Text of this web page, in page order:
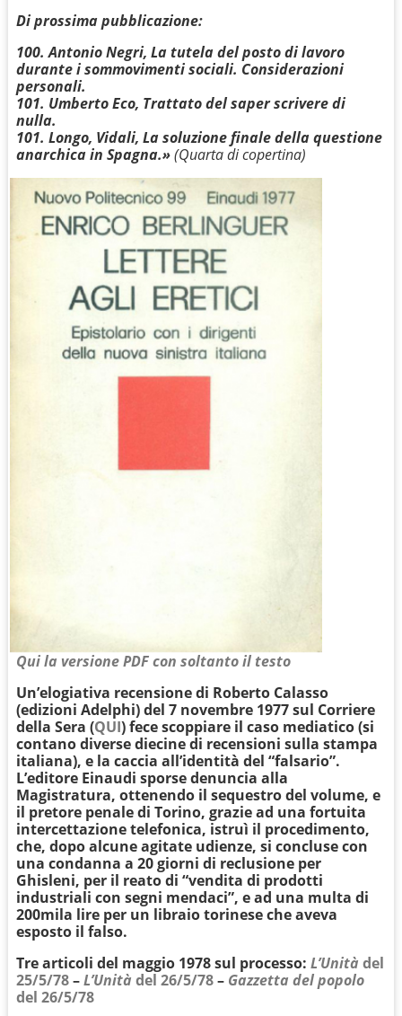
Di prossima pubblicazione:
100. Antonio Negri, La tutela del posto di lavoro
durante i sommovimenti sociali. Considerazioni
personali.
101. Umberto Eco, Trattato del saper scrivere di
nulla.
101. Longo, Vidali, La soluzione finale della questione
anarchica in Spagna.»(Quarta di copertina)
Qui la versione PDF con soltanto il testo
Un’elogiativa recensione di Roberto Calasso
(edizioni Adelphi) del 7 novembre 1977 sul Corriere
della Sera (QUI) fece scoppiare il caso mediatico (si
contano diverse diecine di recensioni sulla stampa
italiana), e la caccia all’identità del “falsario”.
L’editore Einaudi sporse denuncia alla
Magistratura, ottenendo il sequestro del volume, e
il pretore penale di Torino, grazie ad una fortuita
intercettazione telefonica, istruì il procedimento,
che, dopo alcune agitate udienze, si concluse con
una condanna a 20 giorni di reclusione per
Ghisleni, per il reato di “vendita di prodotti
industriali con segni mendaci”, e ad una multa di
200mila lire per un libraio torinese che aveva
esposto il falso.
Tre articoli del maggio 1978 sul processo: L’Unità del
25/5/78–L’Unità del 26/5/78– Gazzetta del popolo
del 26/5/78